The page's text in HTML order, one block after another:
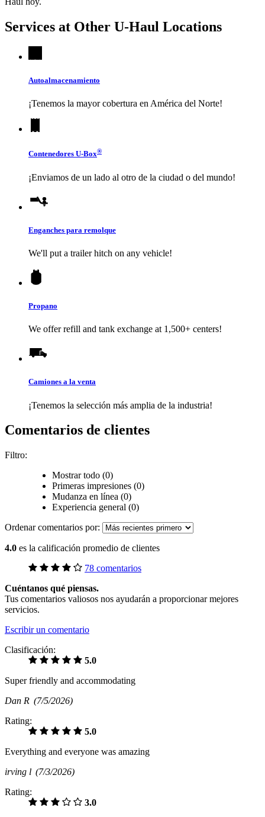
Services at Other U-Haul Locations
Autoalmacenamiento
¡Tenemos la mayor cobertura en América del Norte!
Contenedores U-Box®
¡Enviamos de un lado al otro de la ciudad o del mundo!
Enganches para remolque
We'll put a trailer hitch on any vehicle!
Propano
We offer refill and tank exchange at 1,500+ centers!
Camiones a la venta
¡Tenemos la selección más amplia de la industria!
Comentarios de clientes
Filtro:
Mostrar todo (0)
Primeras impresiones (0)
Mudanza en línea (0)
Experiencia general (0)
Ordenar comentarios por:
4.0 es la calificación promedio de clientes
78 comentarios
Cuéntanos qué piensas.
Tus comentarios valiosos nos ayudarán a proporcionar mejores
servicios.
Escribir un comentario
Clasificación:
5.0
Super friendly and accommodating
Dan R (7/5/2026)
Rating:
5.0
Everything and everyone was amazing
irving l (7/3/2026)
Rating:
3.0